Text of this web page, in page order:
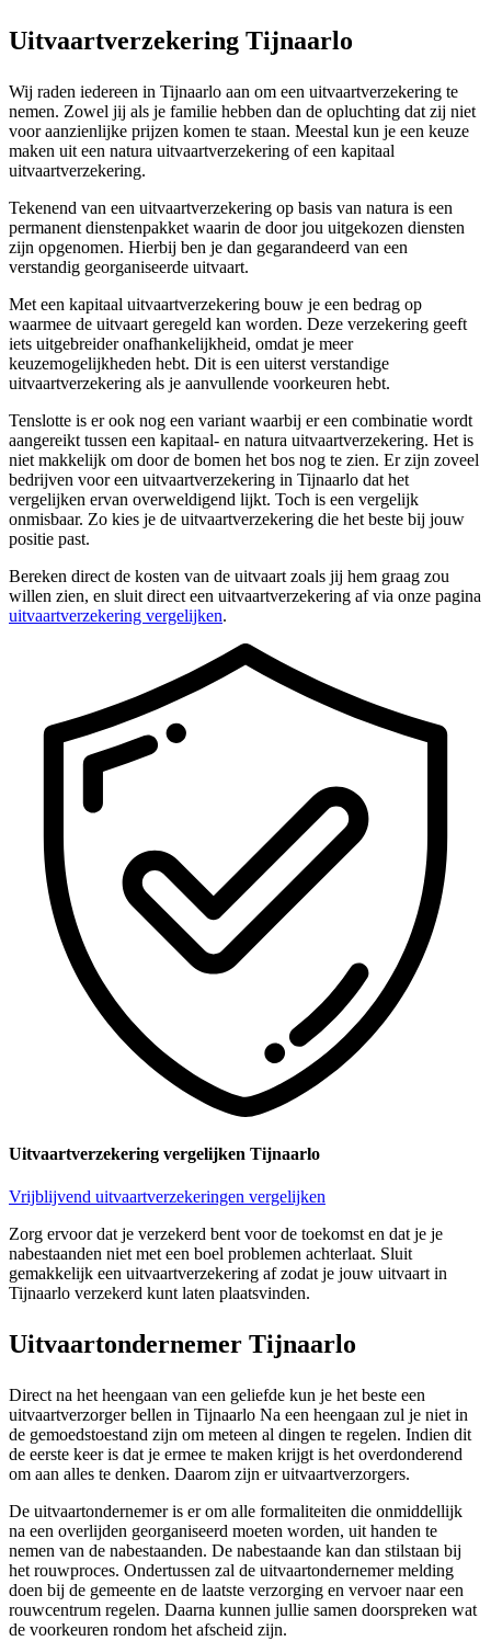
Uitvaartverzekering Tijnaarlo
Wij raden iedereen in Tijnaarlo aan om een uitvaartverzekering te
nemen. Zowel jij als je familie hebben dan de opluchting dat zij niet
voor aanzienlijke prijzen komen te staan. Meestal kun je een keuze
maken uit een natura uitvaartverzekering of een kapitaal
uitvaartverzekering.
Tekenend van een uitvaartverzekering op basis van natura is een
permanent dienstenpakket waarin de door jou uitgekozen diensten
zijn opgenomen. Hierbij ben je dan gegarandeerd van een
verstandig georganiseerde uitvaart.
Met een kapitaal uitvaartverzekering bouw je een bedrag op
waarmee de uitvaart geregeld kan worden. Deze verzekering geeft
iets uitgebreider onafhankelijkheid, omdat je meer
keuzemogelijkheden hebt. Dit is een uiterst verstandige
uitvaartverzekering als je aanvullende voorkeuren hebt.
Tenslotte is er ook nog een variant waarbij er een combinatie wordt
aangereikt tussen een kapitaal- en natura uitvaartverzekering. Het is
niet makkelijk om door de bomen het bos nog te zien. Er zijn zoveel
bedrijven voor een uitvaartverzekering in Tijnaarlo dat het
vergelijken ervan overweldigend lijkt. Toch is een vergelijk
onmisbaar. Zo kies je de uitvaartverzekering die het beste bij jouw
positie past.
Bereken direct de kosten van de uitvaart zoals jij hem graag zou
willen zien, en sluit direct een uitvaartverzekering af via onze pagina
uitvaartverzekering vergelijken.
Uitvaartverzekering vergelijken Tijnaarlo
Vrijblijvend uitvaartverzekeringen vergelijken
Zorg ervoor dat je verzekerd bent voor de toekomst en dat je je
nabestaanden niet met een boel problemen achterlaat. Sluit
gemakkelijk een uitvaartverzekering af zodat je jouw uitvaart in
Tijnaarlo verzekerd kunt laten plaatsvinden.
Uitvaartondernemer Tijnaarlo
Direct na het heengaan van een geliefde kun je het beste een
uitvaartverzorger bellen in Tijnaarlo Na een heengaan zul je niet in
de gemoedstoestand zijn om meteen al dingen te regelen. Indien dit
de eerste keer is dat je ermee te maken krijgt is het overdonderend
om aan alles te denken. Daarom zijn er uitvaartverzorgers.
De uitvaartondernemer is er om alle formaliteiten die onmiddellijk
na een overlijden georganiseerd moeten worden, uit handen te
nemen van de nabestaanden. De nabestaande kan dan stilstaan bij
het rouwproces. Ondertussen zal de uitvaartondernemer melding
doen bij de gemeente en de laatste verzorging en vervoer naar een
rouwcentrum regelen. Daarna kunnen jullie samen doorspreken wat
de voorkeuren rondom het afscheid zijn.